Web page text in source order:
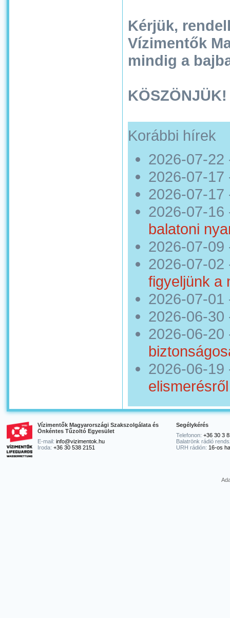
Kérjük,
Vízimentők
mindig a
KÖSZÖNJÜK!
Korábbi hírek
2026-07-22
2026-07-17
2026-07-17
2026-07-16
balatoni
2026-07-09
2026-07-02
figyeljünk a
2026-07-01
2026-06-30
2026-06-20
2026-06-19
elismerésről
Vízimentők Magyarországi Szakszolgálata és
Önkéntes Tűzoltó Egyesület
E-mail: info@vizimentok.hu
Iroda: +36 30 538 2151
Segélykérés
Telefonon: +36 30 3
Balatrönk rádió
URH rádión: 16-os